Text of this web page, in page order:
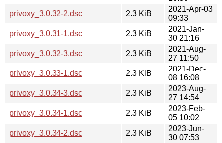
privoxy_3.0.32-2.dsc
2.3 KiB
2021-Apr-03
09:33
privoxy_3.0.31-1.dsc
2.3 KiB
2021-Jan-
30 21:16
privoxy_3.0.32-3.dsc
2.3 KiB
2021-Aug-
27 11:50
privoxy_3.0.33-1.dsc
2.3 KiB
2021-Dec-
08 16:08
privoxy_3.0.34-3.dsc
2.3 KiB
2023-Aug-
27 14:54
privoxy_3.0.34-1.dsc
2.3 KiB
2023-Feb-
05 10:02
privoxy_3.0.34-2.dsc
2.3 KiB
2023-Jun-
30 07:53